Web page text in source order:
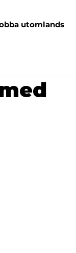
utomlands